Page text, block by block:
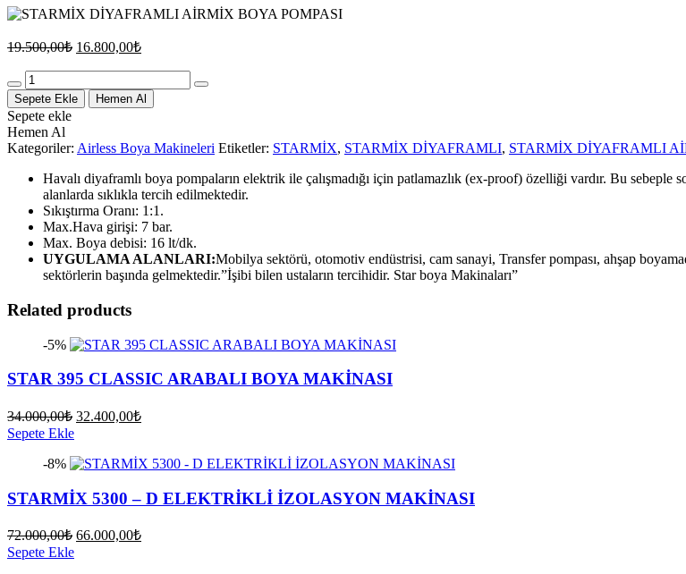
19.500,00₺ Orijinal
16.800,00₺Şu
fiyat:
16.800,00₺.
Quantity
Sepete Ekle Hemen Al
Sepete ekle
Hemen Al
Kategoriler: Airless Boya Makineleri Etiketler: STARMİX, STARMİX DİYAFRAMLI, STARMİX DİYAFRAMLI
Havalı diyaframlı boya pompaların elektrik ile çalışmadığı için patlamazlık (ex-proof) özelliği vardır. Bu sebeple
alanlarda sıklıkla tercih edilmektedir.
Sıkıştırma Oranı: 1:1.
Max.Hava girişi: 7 bar.
Max. Boya debisi: 16 lt/dk.
UYGULAMA ALANLARI:Mobilya sektörü, otomotiv endüstrisi, cam sanayi, Transfer pompası, ahşap
sektörlerin başında gelmektedir.”İşibi bilen ustaların tercihidir. Star boya Makinaları”
Related products
-5%
STAR 395 CLASSIC ARABALI BOYA MAKİNASI
34.000,00₺ Orijinal
32.400,00₺Şu
32.400,00₺.
Sepete Ekle
-8%
STARMİX 5300 – D ELEKTRİKLİ İZOLASYON MAKİNASI
72.000,00₺ Orijinal
66.000,00₺Şu
Sepete Ekle